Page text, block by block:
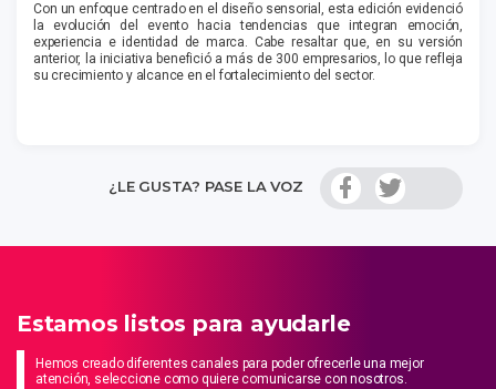
Con un enfoque centrado en el diseño sensorial, esta edición evidenció
la evolución del evento hacia tendencias que integran emoción,
experiencia e identidad de marca. Cabe resaltar que, en su versión
anterior, la iniciativa benefició a más de 300 empresarios, lo que refleja
su crecimiento y alcance en el fortalecimiento del sector.
¿LE GUSTA? PASE LA VOZ
Estamos listos para ayudarle
Hemos creado diferentes canales para poder ofrecerle una mejor
atención, seleccione como quiere comunicarse con nosotros.